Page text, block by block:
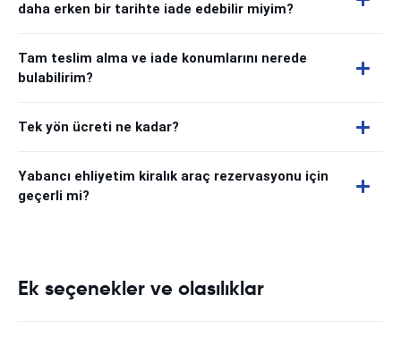
daha erken bir tarihte iade edebilir miyim?
Tam teslim alma ve iade konumlarını nerede
bulabilirim?
Tek yön ücreti ne kadar?
Yabancı ehliyetim kiralık araç rezervasyonu için
geçerli mi?
Ek seçenekler ve olasılıklar